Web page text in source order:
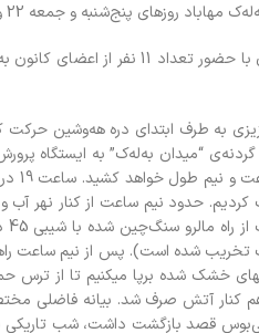
پنج‌شنبه و جمعه 22 و 23 مرداد ماه سال 1388
حسین عزیزی به طرف ابتدای دره هه‌وشین
حدود نیم ساعت از کنار نهر آب و از
شده است). پس از نیم ساعت
خشک شده برپا میکنیم تا از
کنار آتش صرف شد. بیانه فاضلی